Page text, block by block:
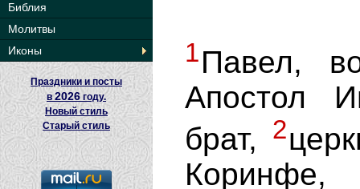
Библия
Молитвы
Иконы
Праздники и посты
в2026 году.
Новый стиль
Старый стиль
1Павел,
Апостол
брат,
2
Коринфе,